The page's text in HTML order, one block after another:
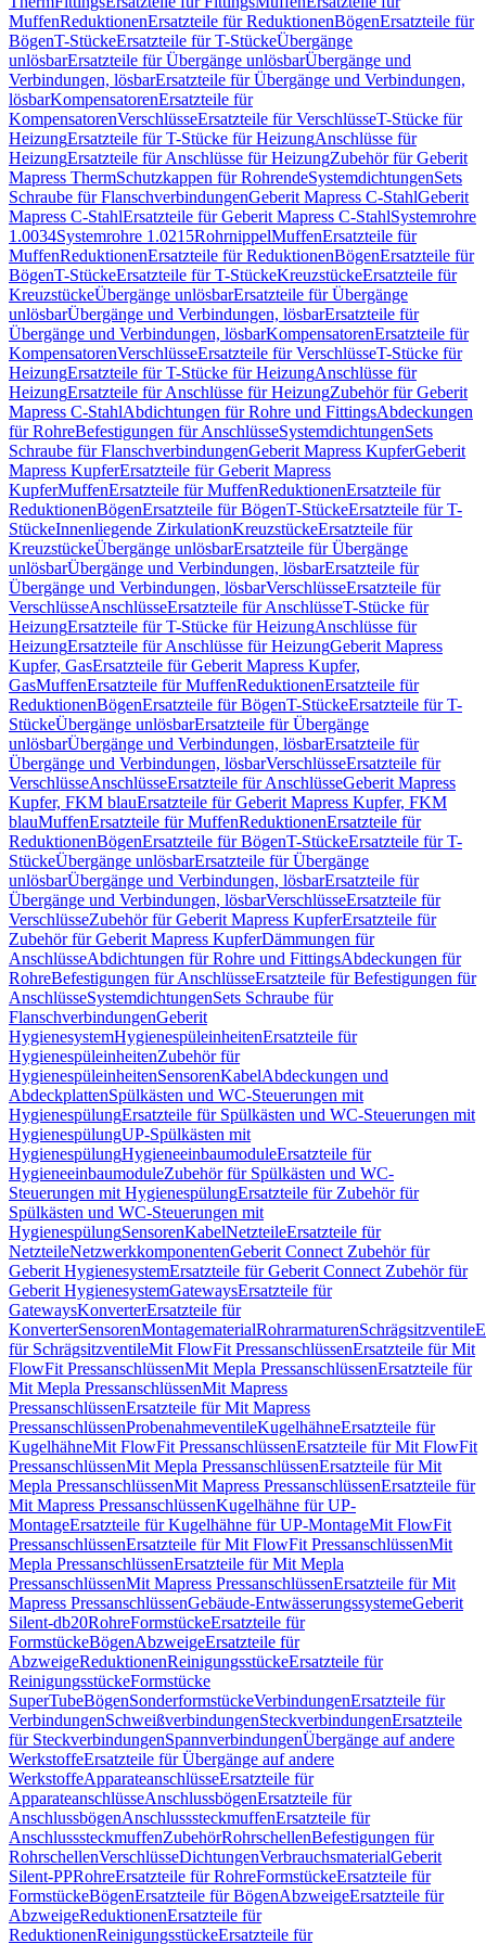
MuffenReduktionenErsatzteile für ReduktionenBögenErsatzteile für
BögenT-StückeErsatzteile für T-StückeÜbergänge
unlösbarErsatzteile für Übergänge unlösbarÜbergänge und
Verbindungen, lösbarErsatzteile für Übergänge und Verbindungen,
lösbarKompensatorenErsatzteile für
KompensatorenVerschlüsseErsatzteile für VerschlüsseT-Stücke für
HeizungErsatzteile für T-Stücke für HeizungAnschlüsse für
HeizungErsatzteile für Anschlüsse für HeizungZubehör für Geberit
Mapress ThermSchutzkappen für RohrendeSystemdichtungenSets
Schraube für FlanschverbindungenGeberit Mapress C-StahlGeberit
Mapress C-StahlErsatzteile für Geberit Mapress C-StahlSystemrohre
1.0034Systemrohre 1.0215RohrnippelMuffenErsatzteile für
MuffenReduktionenErsatzteile für ReduktionenBögenErsatzteile für
BögenT-StückeErsatzteile für T-StückeKreuzstückeErsatzteile für
KreuzstückeÜbergänge unlösbarErsatzteile für Übergänge
unlösbarÜbergänge und Verbindungen, lösbarErsatzteile für
Übergänge und Verbindungen, lösbarKompensatorenErsatzteile für
KompensatorenVerschlüsseErsatzteile für VerschlüsseT-Stücke für
HeizungErsatzteile für T-Stücke für HeizungAnschlüsse für
HeizungErsatzteile für Anschlüsse für HeizungZubehör für Geberit
Mapress C-StahlAbdichtungen für Rohre und FittingsAbdeckungen
für RohreBefestigungen für AnschlüsseSystemdichtungenSets
Schraube für FlanschverbindungenGeberit Mapress KupferGeberit
Mapress KupferErsatzteile für Geberit Mapress
KupferMuffenErsatzteile für MuffenReduktionenErsatzteile für
ReduktionenBögenErsatzteile für BögenT-StückeErsatzteile für T-
StückeInnenliegende ZirkulationKreuzstückeErsatzteile für
KreuzstückeÜbergänge unlösbarErsatzteile für Übergänge
unlösbarÜbergänge und Verbindungen, lösbarErsatzteile für
Übergänge und Verbindungen, lösbarVerschlüsseErsatzteile für
VerschlüsseAnschlüsseErsatzteile für AnschlüsseT-Stücke für
HeizungErsatzteile für T-Stücke für HeizungAnschlüsse für
HeizungErsatzteile für Anschlüsse für HeizungGeberit Mapress
Kupfer, GasErsatzteile für Geberit Mapress Kupfer,
GasMuffenErsatzteile für MuffenReduktionenErsatzteile für
ReduktionenBögenErsatzteile für BögenT-StückeErsatzteile für T-
StückeÜbergänge unlösbarErsatzteile für Übergänge
unlösbarÜbergänge und Verbindungen, lösbarErsatzteile für
Übergänge und Verbindungen, lösbarVerschlüsseErsatzteile für
VerschlüsseAnschlüsseErsatzteile für AnschlüsseGeberit Mapress
Kupfer, FKM blauErsatzteile für Geberit Mapress Kupfer, FKM
blauMuffenErsatzteile für MuffenReduktionenErsatzteile für
ReduktionenBögenErsatzteile für BögenT-StückeErsatzteile für T-
StückeÜbergänge unlösbarErsatzteile für Übergänge
unlösbarÜbergänge und Verbindungen, lösbarErsatzteile für
Übergänge und Verbindungen, lösbarVerschlüsseErsatzteile für
VerschlüsseZubehör für Geberit Mapress KupferErsatzteile für
Zubehör für Geberit Mapress KupferDämmungen für
AnschlüsseAbdichtungen für Rohre und FittingsAbdeckungen für
RohreBefestigungen für AnschlüsseErsatzteile für Befestigungen für
AnschlüsseSystemdichtungenSets Schraube für
FlanschverbindungenGeberit
HygienesystemHygienespüleinheitenErsatzteile für
HygienespüleinheitenZubehör für
HygienespüleinheitenSensorenKabelAbdeckungen und
AbdeckplattenSpülkästen und WC-Steuerungen mit
HygienespülungErsatzteile für Spülkästen und WC-Steuerungen mit
HygienespülungUP-Spülkästen mit
HygienespülungHygieneeinbaumoduleErsatzteile für
HygieneeinbaumoduleZubehör für Spülkästen und WC-
Steuerungen mit HygienespülungErsatzteile für Zubehör für
Spülkästen und WC-Steuerungen mit
HygienespülungSensorenKabelNetzteileErsatzteile für
NetzteileNetzwerkkomponentenGeberit Connect Zubehör für
Geberit HygienesystemErsatzteile für Geberit Connect Zubehör für
Geberit HygienesystemGatewaysErsatzteile für
GatewaysKonverterErsatzteile für
KonverterSensorenMontagematerialRohrarmaturenSchrägsitzventile
für SchrägsitzventileMit FlowFit PressanschlüssenErsatzteile für Mit
FlowFit PressanschlüssenMit Mepla PressanschlüssenErsatzteile für
Mit Mepla PressanschlüssenMit Mapress
PressanschlüssenErsatzteile für Mit Mapress
PressanschlüssenProbenahmeventileKugelhähneErsatzteile für
KugelhähneMit FlowFit PressanschlüssenErsatzteile für Mit FlowFit
PressanschlüssenMit Mepla PressanschlüssenErsatzteile für Mit
Mepla PressanschlüssenMit Mapress PressanschlüssenErsatzteile für
Mit Mapress PressanschlüssenKugelhähne für UP-
MontageErsatzteile für Kugelhähne für UP-MontageMit FlowFit
PressanschlüssenErsatzteile für Mit FlowFit PressanschlüssenMit
Mepla PressanschlüssenErsatzteile für Mit Mepla
PressanschlüssenMit Mapress PressanschlüssenErsatzteile für Mit
Mapress PressanschlüssenGebäude-EntwässerungssystemeGeberit
Silent-db20RohreFormstückeErsatzteile für
FormstückeBögenAbzweigeErsatzteile für
AbzweigeReduktionenReinigungsstückeErsatzteile für
ReinigungsstückeFormstücke
SuperTubeBögenSonderformstückeVerbindungenErsatzteile für
VerbindungenSchweißverbindungenSteckverbindungenErsatzteile
für SteckverbindungenSpannverbindungenÜbergänge auf andere
WerkstoffeErsatzteile für Übergänge auf andere
WerkstoffeApparateanschlüsseErsatzteile für
ApparateanschlüsseAnschlussbögenErsatzteile für
AnschlussbögenAnschlusssteckmuffenErsatzteile für
AnschlusssteckmuffenZubehörRohrschellenBefestigungen für
RohrschellenVerschlüsseDichtungenVerbrauchsmaterialGeberit
Silent-PPRohreErsatzteile für RohreFormstückeErsatzteile für
FormstückeBögenErsatzteile für BögenAbzweigeErsatzteile für
AbzweigeReduktionenErsatzteile für
ReduktionenReinigungsstückeErsatzteile für